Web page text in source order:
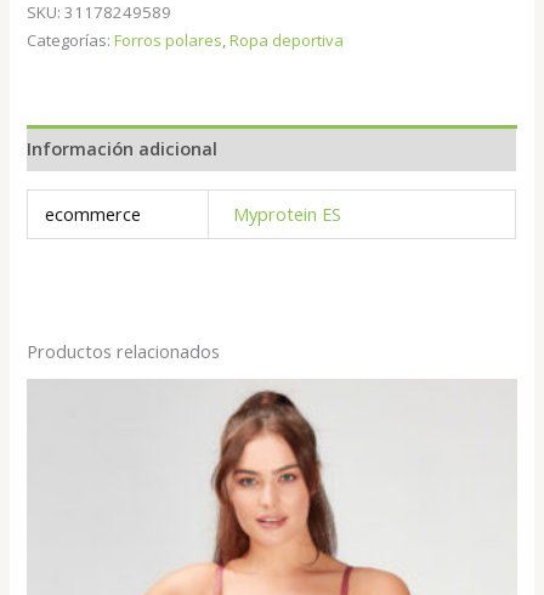
SKU:31178249589
Categorías:Forros polares,Ropa deportiva
Información adicional
ecommerce Myprotein ES
Productos relacionados